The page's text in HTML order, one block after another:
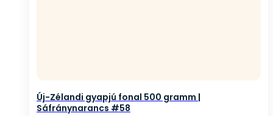
Új-Zélandi gyapjú fonal 500 gramm |
Sáfránynarancs #58